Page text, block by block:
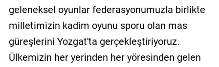
geleneksel oyunlar federasyonumuzla birlikte
milletimizin kadim oyunu sporu olan mas
güreşlerini Yozgat'ta gerçekleştiriyoruz.
Ülkemizin her yerinden her yöresinden gelen